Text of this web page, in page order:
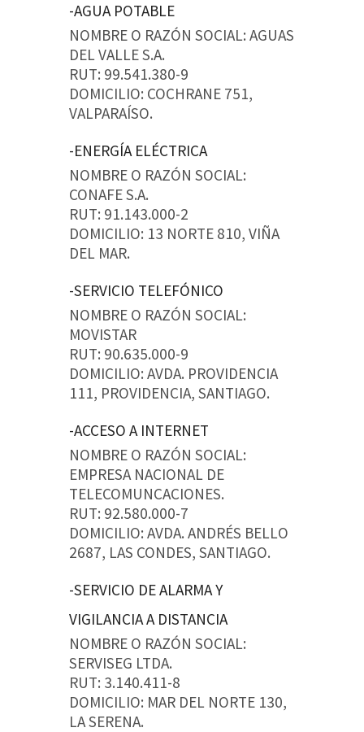
-AGUA POTABLE
NOMBRE O RAZÓN SOCIAL: AGUAS
DEL VALLE S.A.
RUT: 99.541.380-9
DOMICILIO: COCHRANE 751,
VALPARAÍSO.
-ENERGÍA ELÉCTRICA
NOMBRE O RAZÓN SOCIAL:
CONAFE S.A.
RUT: 91.143.000-2
DOMICILIO: 13 NORTE 810, VIÑA
DEL MAR.
-SERVICIO TELEFÓNICO
NOMBRE O RAZÓN SOCIAL:
MOVISTAR
RUT: 90.635.000-9
DOMICILIO: AVDA. PROVIDENCIA
111, PROVIDENCIA, SANTIAGO.
-ACCESO A INTERNET
NOMBRE O RAZÓN SOCIAL:
EMPRESA NACIONAL DE
TELECOMUNCACIONES.
RUT: 92.580.000-7
DOMICILIO: AVDA. ANDRÉS BELLO
2687, LAS CONDES, SANTIAGO.
-SERVICIO DE ALARMA Y
VIGILANCIA A DISTANCIA
NOMBRE O RAZÓN SOCIAL:
SERVISEG LTDA.
RUT: 3.140.411-8
DOMICILIO: MAR DEL NORTE 130,
LA SERENA.